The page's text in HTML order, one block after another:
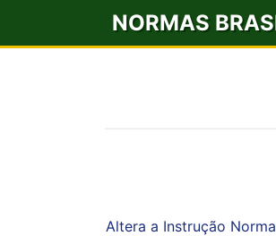
NORMAS
Altera a Instrução